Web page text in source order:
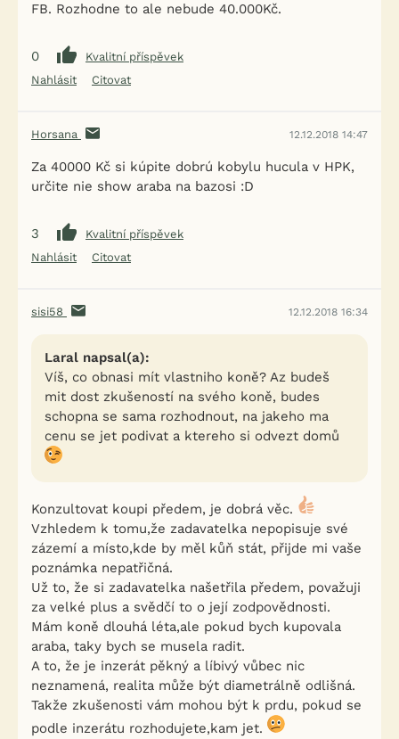
FB. Rozhodne to ale nebude 40.000Kč.
0
Kvalitní příspěvek
Nahlásit
Citovat
Horsana 12.12.2018 14:47
Za 40000 Kč si kúpite dobrú kobylu hucula v HPK,
určite nie show araba na bazosi :D
3
Kvalitní příspěvek
Nahlásit
Citovat
sisi58 12.12.2018 16:34
Laral napsal(a):
Víš, co obnasi mít vlastniho koně? Az budeš
mit dost zkušeností na svého koně, budes
schopna se sama rozhodnout, na jakeho ma
cenu se jet podivat a ktereho si odvezt domů
Konzultovat koupi předem, je dobrá věc.
Vzhledem k tomu,že zadavatelka nepopisuje své
zázemí a místo,kde by měl kůň stát, přijde mi vaše
poznámka nepatřičná.
Už to, že si zadavatelka našetřila předem, považuji
za velké plus a svědčí to o její zodpovědnosti.
Mám koně dlouhá léta,ale pokud bych kupovala
araba, taky bych se musela radit.
A to, že je inzerát pěkný a líbivý vůbec nic
neznamená, realita může být diametrálně odlišná.
Takže zkušenosti vám mohou být k prdu, pokud se
podle inzerátu rozhodujete,kam jet.